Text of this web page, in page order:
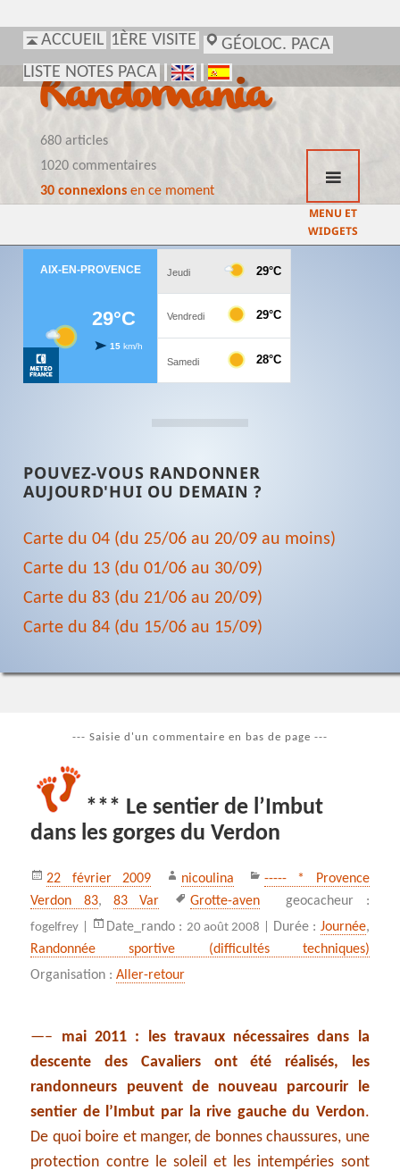
ACCUEIL 1ÈRE VISITE
GÉOLOC. PACA
LISTE NOTES PACA
Randomania
680 articles
1020 commentaires
30 connexionsen ce moment
MENU ET
WIDGETS
POUVEZ-VOUS RANDONNER
AUJOURD'HUI OU DEMAIN ?
Carte du 04 (du 25/06 au 20/09 au moins)
Carte du 13 (du 01/06 au 30/09)
Carte du 83 (du 21/06 au 20/09)
Carte du 84 (du 15/06 au 15/09)
--- Saisie d'un commentaire en bas de page ---
*** Le sentier de l’Imbut
dans les gorges du Verdon
Publié
le
22 février 2009 Auteur
nicoulina Catégories
----- * Provence
Verdon 83,83 Var
Mots-
clés
Grotte-aven geocacheur :
fogelfrey | Date_rando : 20 août 2008 | Durée : Journée,
Randonnée sportive (difficultés techniques)
Organisation :Aller-retour
—– mai 2011 : les travaux nécessaires dans la
descente des Cavaliers ont été réalisés, les
randonneurs peuvent de nouveau parcourir le
sentier de l’Imbut par la rive gauche du Verdon.
De quoi boire et manger, de bonnes chaussures, une
protection contre le soleil et les intempéries sont